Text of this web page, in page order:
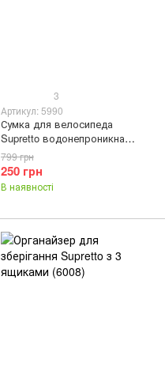
3
Артикул: 5990
Сумка для велосипеда
Supretto водонепроникна
(5990)
250 грн
799 грн
В наявності